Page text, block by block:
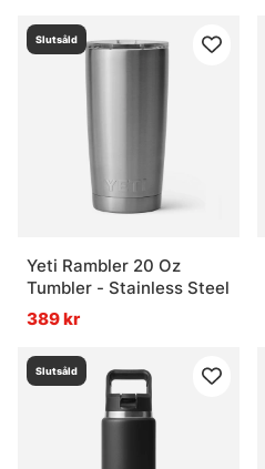
Slutsåld
Yeti Rambler 20 Oz
Tumbler - Stainless Steel
389 kr
Slutsåld